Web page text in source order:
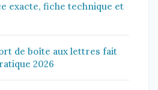
exacte, fiche technique et
de boîte aux lettres fait
2026